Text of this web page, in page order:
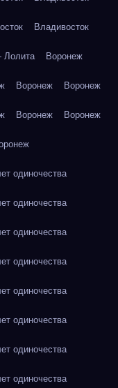
Владивосток
Лолита Воронеж
Воронеж Воронеж
Воронеж Воронеж
одиночества
одиночества
одиночества
одиночества
одиночества
одиночества
одиночества
одиночества